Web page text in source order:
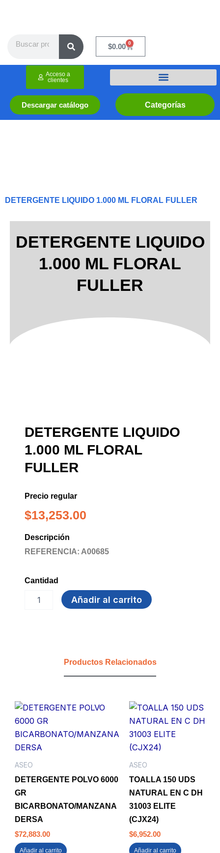
$0.00 0
Cart
Categorías
Descargar catálogo
Acceso a
clientes
DETERGENTE LIQUIDO 1.000 ML FLORAL FULLER
DETERGENTE LIQUIDO
1.000 ML FLORAL
FULLER
DETERGENTE LIQUIDO
1.000 ML FLORAL
FULLER
Precio regular
$13,253.00
Descripción
REFERENCIA: A00685
Cantidad
DETERGENTE
LIQUIDO
Añadir al carrito
Productos Relacionados
ASEO
DETERGENTE POLVO 6000
GR
BICARBONATO/MANZANA
DERSA
$72,883.00
Añadir al carrito
ASEO
TOALLA 150 UDS
NATURAL EN C DH
31003 ELITE
(CJX24)
$6,952.00
Añadir al carrito